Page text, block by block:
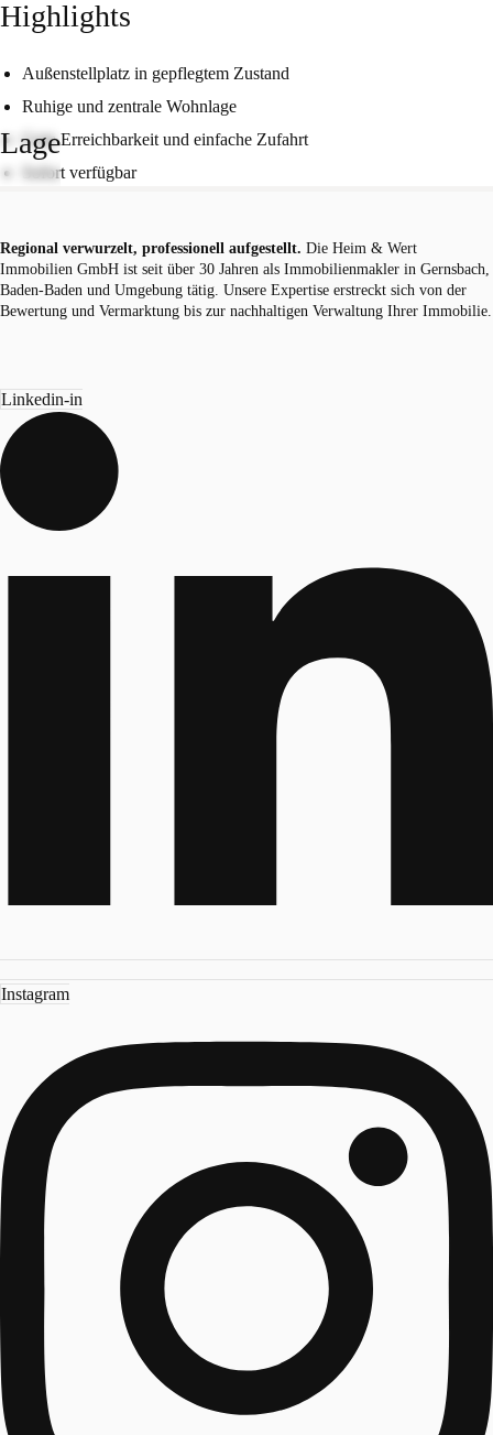
Lage
Highlights
Außenstellplatz in gepflegtem Zustand
Ruhige und zentrale Wohnlage
Gute Erreichbarkeit und einfache Zufahrt
Sofort verfügbar
Regional verwurzelt, professionell aufgestellt. Die Heim & Wert
Immobilien GmbH ist seit über 30 Jahren als Immobilienmakler in Gernsbach,
Baden-Baden und Umgebung tätig. Unsere Expertise erstreckt sich von der
Bewertung und Vermarktung bis zur nachhaltigen Verwaltung Ihrer Immobilie.
Linkedin-in
Instagram